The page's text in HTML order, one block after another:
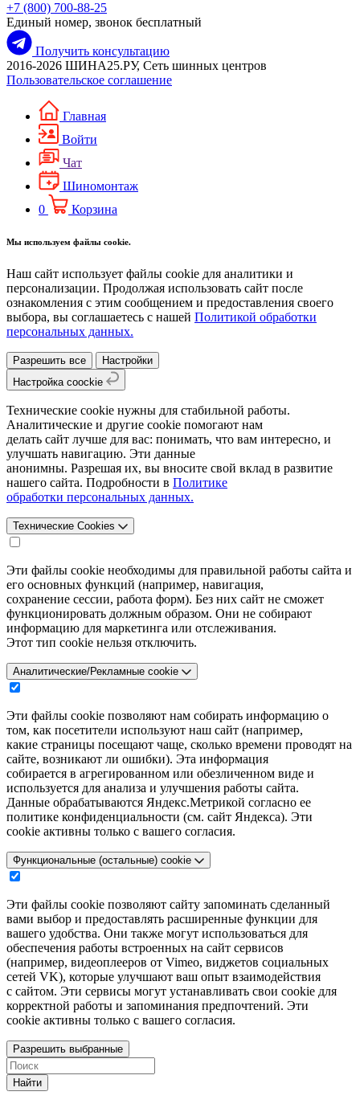
+7 (800) 700-88-25
Единый номер, звонок бесплатный
Получить консультацию
2016-2026 ШИНА25.РУ, Сеть шинных центров
Пользовательское соглашение
Главная
Войти
Чат
Шиномонтаж
0
Корзина
Мы используем файлы cookie.
Наш сайт использует файлы cookie для аналитики и
персонализации. Продолжая использовать сайт после
ознакомления с этим сообщением и предоставления своего
выбора, вы соглашаетесь с нашей Политикой обработки
персональных данных.
Разрешить все
Настройки
Настройка coockie
Технические cookie нужны для стабильной работы.
Аналитические и другие cookie помогают нам
делать сайт лучше для вас: понимать, что вам интересно, и
улучшать навигацию. Эти данные
анонимны. Разрешая их, вы вносите свой вклад в развитие
нашего сайта. Подробности в Политике
обработки персональных данных.
Технические Cookies
Эти файлы cookie необходимы для правильной работы сайта и
его основных функций (например, навигация,
сохранение сессии, работа форм). Без них сайт не сможет
функционировать должным образом. Они не собирают
информацию для маркетинга или отслеживания.
Этот тип cookie нельзя отключить.
Аналитические/Рекламные cookie
Эти файлы cookie позволяют нам собирать информацию о
том, как посетители используют наш сайт (например,
какие страницы посещают чаще, сколько времени проводят на
сайте, возникают ли ошибки). Эта информация
собирается в агрегированном или обезличенном виде и
используется для анализа и улучшения работы сайта.
Данные обрабатываются Яндекс.Метрикой согласно ее
политике конфиденциальности (см. сайт Яндекса). Эти
cookie активны только с вашего согласия.
Функциональные (остальные) cookie
Эти файлы cookie позволяют сайту запоминать сделанный
вами выбор и предоставлять расширенные функции для
вашего удобства. Они также могут использоваться для
обеспечения работы встроенных на сайт сервисов
(например, видеоплееров от Vimeo, виджетов социальных
сетей VK), которые улучшают ваш опыт взаимодействия
с сайтом. Эти сервисы могут устанавливать свои cookie для
корректной работы и запоминания предпочтений. Эти
cookie активны только с вашего согласия.
Разрешить выбранные
Найти